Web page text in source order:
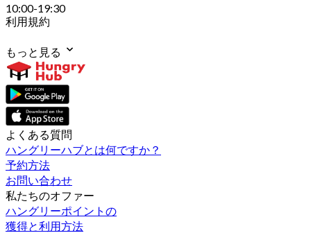
10:00-19:30
利用規約
もっと見る
よくある質問
ハングリーハブとは何ですか？
予約方法
お問い合わせ
私たちのオファー
ハングリーポイントの
獲得と利用方法